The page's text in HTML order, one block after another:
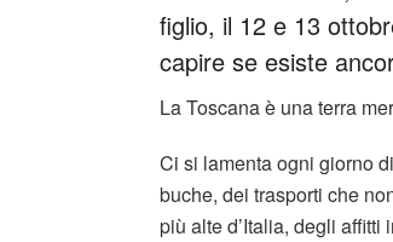
figlio, il 12 e 13
capire se esiste
La Toscana è una terra
Ci si lamenta ogni giorno
buche, dei trasporti che
più alte d’Italia, degli